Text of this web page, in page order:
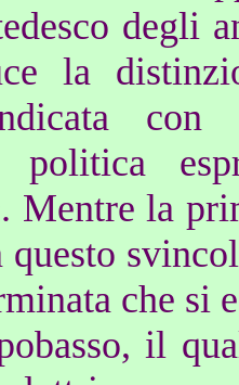
degli
la
politica
. Mentre la
questo
che si
il